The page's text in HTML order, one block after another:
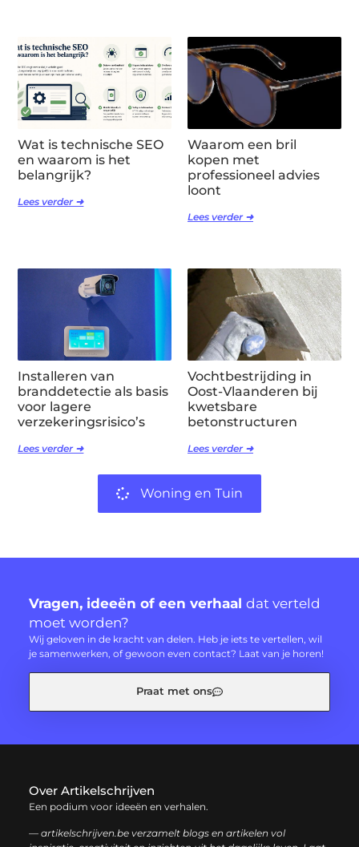
Wat is technische SEO
en waarom is het
belangrijk?
Lees verder ➜
Waarom een bril
kopen met
professioneel advies
loont
Lees verder ➜
Installeren van
branddetectie als basis
voor lagere
verzekeringsrisico’s
Lees verder ➜
Vochtbestrijding in
Oost-Vlaanderen bij
kwetsbare
betonstructuren
Lees verder ➜
Woning en Tuin
Vragen, ideeën of een verhaal dat verteld
moet worden?
Wij geloven in de kracht van delen. Heb je iets te vertellen, wil
je samenwerken, of gewoon even contact? Laat van je horen!
Praat met ons
Over Artikelschrijven
Een podium voor ideeën en verhalen.
— artikelschrijven.be verzamelt blogs en artikelen vol